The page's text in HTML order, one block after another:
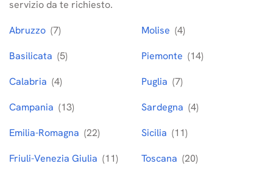
servizio da te richiesto.
Abruzzo (7)
Basilicata (5)
Calabria (4)
Campania (13)
Emilia-Romagna (22)
Friuli-Venezia Giulia (11)
Molise (4)
Piemonte (14)
Puglia (7)
Sardegna (4)
Sicilia (11)
Toscana (20)